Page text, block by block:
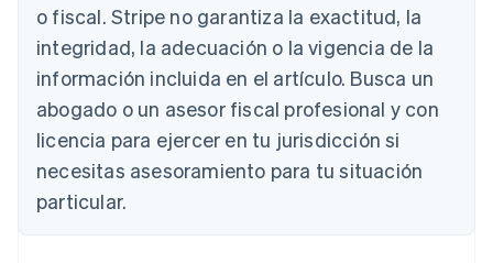
o fiscal. Stripe no garantiza la exactitud, la
integridad, la adecuación o la vigencia de la
información incluida en el artículo. Busca un
abogado o un asesor fiscal profesional y con
licencia para ejercer en tu jurisdicción si
necesitas asesoramiento para tu situación
particular.
Austria
DeutschEnglish
Bélgica
Nederlands FrançaisDeutsch English
Brasil
Português English
Bulgaria
English
Canadá
China continental